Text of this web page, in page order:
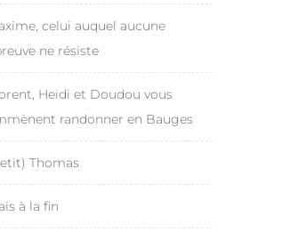
Compostelle – Étape 23 –
celui auquel aucune
ne résiste
Heidi et Doudou vous
randonner en Bauges
Thomas
à la fin